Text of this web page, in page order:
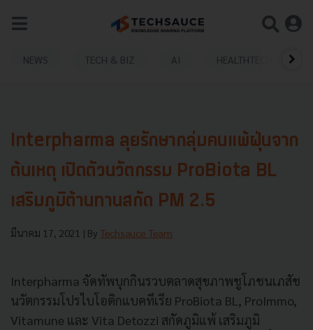
NEWS TECH & BIZ AI HEALTHTECH
Interpharma ลุยรักษากลุ่มคนแพ้ฝุ่นจาก
ต้นเหตุ เปิดตัวนวัตกรรม ProBiota BL
เสริมภูมิต้านทานสกัด PM 2.5
มีนาคม 17, 2021 | By Techsauce Team
Interpharma จัดทัพบุกกินรวบตลาดสุขภาพชูโภชนเภสัช
นวัตกรรมโปรไบโอติกแบคทีเรีย ProBiota BL, ProImmo,
Vitamune และ Vita Detozzi สกัดภูมิแพ้ เสริมภูมิ